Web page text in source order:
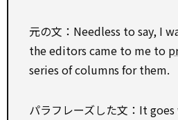
元の文：Needless to say, I
the editors came to me to
series of columns for them.
パラフレーズした文：It